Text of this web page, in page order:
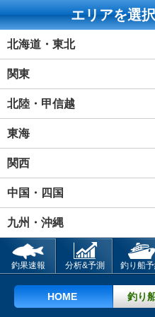
エリアを選択
北海道・東北
関東
北陸・甲信越
東海
関西
中国・四国
九州・沖縄
釣果速報 分析&予測 釣り船
HOME 釣り